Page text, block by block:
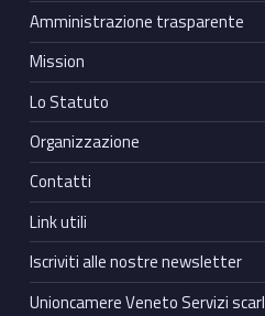
Amministrazione trasparente
Mission
Lo Statuto
Organizzazione
Contatti
Link utili
Iscriviti alle nostre newsletter
Unioncamere Veneto Servizi scarl